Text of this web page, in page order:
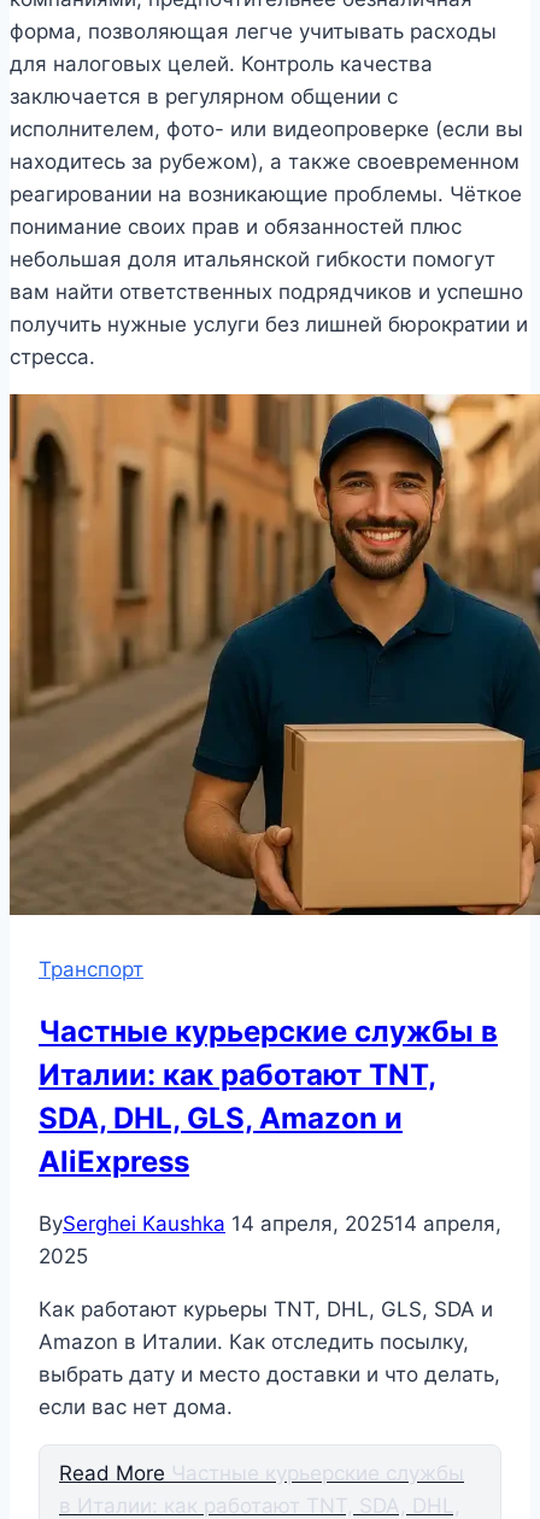
форма, позволяющая легче учитывать расходы
для налоговых целей. Контроль качества
заключается в регулярном общении с
исполнителем, фото- или видеопроверке (если вы
находитесь за рубежом), а также своевременном
реагировании на возникающие проблемы. Чёткое
понимание своих прав и обязанностей плюс
небольшая доля итальянской гибкости помогут
вам найти ответственных подрядчиков и успешно
получить нужные услуги без лишней бюрократии и
стресса.
Транспорт
Частные курьерские службы в
Италии: как работают TNT,
SDA, DHL, GLS, Amazon и
AliExpress
BySerghei Kaushka 14 апреля, 202514 апреля,
2025
Как работают курьеры TNT, DHL, GLS, SDA и
Amazon в Италии. Как отследить посылку,
выбрать дату и место доставки и что делать,
если вас нет дома.
Read More Частные курьерские службы
в Италии: как работают TNT, SDA, DHL,